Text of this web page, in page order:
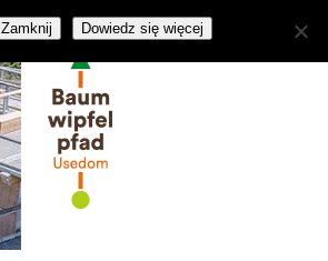
Zamknij Dowiedz się więcej